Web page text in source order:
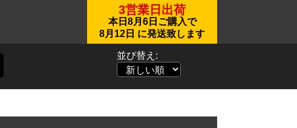
3営業日出荷
本日 8月6日 ご購入で
8月12日 に発送致します
並び替え: